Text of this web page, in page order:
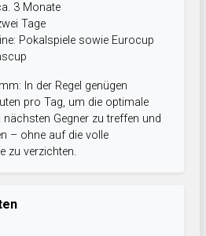
3 Monate
Tage
Pokalspiele sowie Eurocup
In der Regel genügen
pro Tag, um die optimale
Gegner zu treffen und
– ohne auf die volle
zu verzichten.